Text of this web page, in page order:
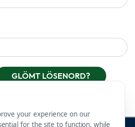
GLÖMT LÖSENORD?
your experience on our
for the site to function, while